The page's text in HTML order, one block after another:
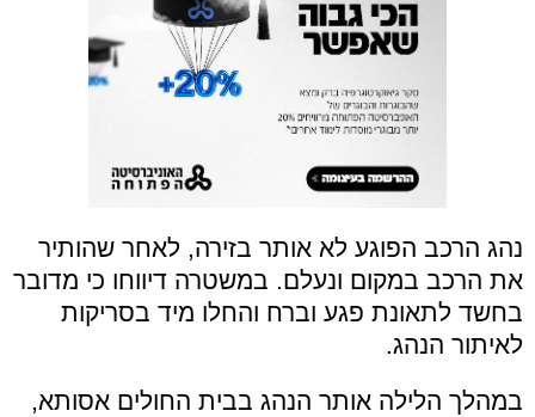
נהג הרכב הפוגע לא אותר בזירה, לאחר שהותיר
את הרכב במקום ונעלם. במשטרה דיווחו כי מדובר
בחשד לתאונת פגע וברח והחלו מיד בסריקות
לאיתור הנהג.
במהלך הלילה אותר הנהג בבית החולים אסותא,